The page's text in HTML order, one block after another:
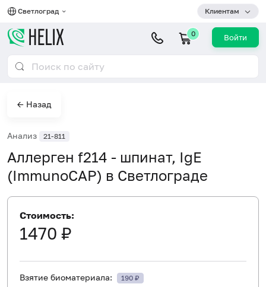
Светлоград Клиентам
0 Войти
← Назад
Анализ 21-811
Аллерген f214 - шпинат, IgE
(ImmunoCAP) в Светлограде
Стоимость:
1470 ₽
Взятие биоматериала: 190 ₽